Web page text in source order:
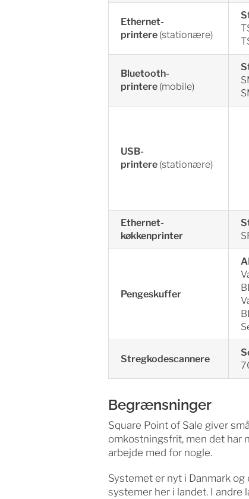
Ethernet-
printere (stationære)
Bluetooth-
printere (mobile)
USB-
printere (stationære)
Ethernet-
køkkenprinter
Pengeskuffer
Stregkodescannere
Begrænsninger
Square Point of Sale giver
omkostningsfrit, men det har
arbejde med for nogle.
Systemet er nyt i Danmark
systemer her i landet. I andre